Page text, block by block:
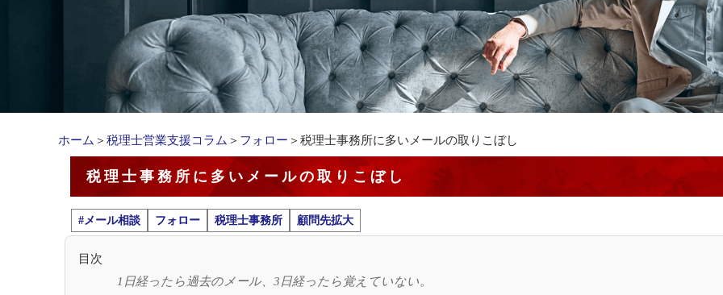
ホーム ＞ 税理士営業支援コラム ＞ フォロー ＞税理士事務所に多いメールの取りこぼし
税理士事務所に多いメールの取りこぼし
#メール相談 フォロー 税理士事務所 顧問先拡大
目次
1日経ったら過去のメール、3日経ったら覚えていない。